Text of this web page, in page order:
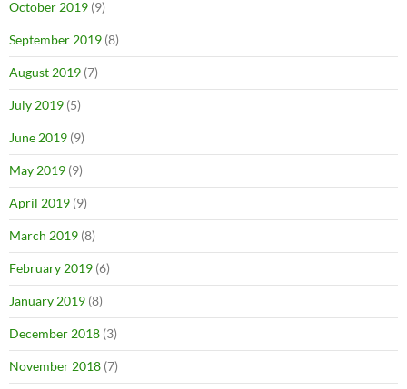
October 2019 (9)
September 2019 (8)
August 2019 (7)
July 2019 (5)
June 2019 (9)
May 2019 (9)
April 2019 (9)
March 2019 (8)
February 2019 (6)
January 2019 (8)
December 2018 (3)
November 2018 (7)